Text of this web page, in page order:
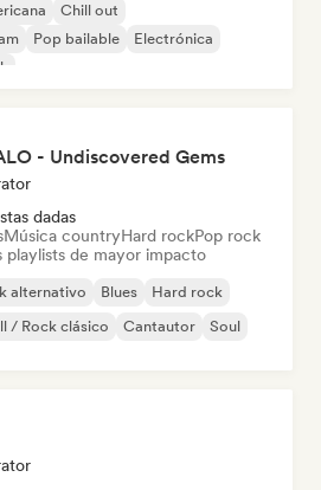
Chill out
Pop bailable
Electrónica
- Undiscovered Gems
dadas
Música countryHard rockPop rock
playlists de mayor impacto
alternativo Blues
Hard rock
/ Rock clásico Cantautor Soul